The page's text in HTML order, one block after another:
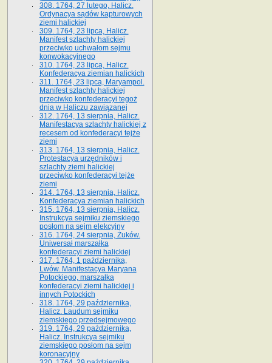
308. 1764, 27 lutego, Halicz.
Ordynacya sądów kapturowych
ziemi halickiej
309. 1764, 23 lipca, Halicz.
Manifest szlachty halickiej
przeciwko uchwałom sejmu
konwokacyjnego
310. 1764, 23 lipca, Halicz.
Konfederacya ziemian halickich
311. 1764, 23 lipca, Maryampol.
Manifest szlachty halickiej
przeciwko konfederacyi tegoż
dnia w Haliczu zawiązanej
312. 1764, 13 sierpnia, Halicz.
Manifestacya szlachty halickiej z
recesem od konfederacyi tejże
ziemi
313. 1764, 13 sierpnia, Halicz.
Protestacya urzędników i
szlachty ziemi halickiej
przeciwko konfederacyi tejże
ziemi
314. 1764, 13 sierpnia, Halicz.
Konfederacya ziemian halickich
315. 1764, 13 sierpnia, Halicz.
Instrukcya sejmiku ziemskiego
posłom na sejm elekcyjny
316. 1764, 24 sierpnia, Żuków.
Uniwersał marszałka
konfederacyi ziemi halickiej
317. 1764, 1 października,
Lwów. Manifestacya Maryana
Potockiego, marszałka
konfederacyi ziemi halickiej i
innych Potockich
318. 1764, 29 października,
Halicz. Laudum sejmiku
ziemskiego przedsejmowego
319. 1764, 29 października,
Halicz. Instrukcya sejmiku
ziemskiego posłom na sejm
koronacyjny